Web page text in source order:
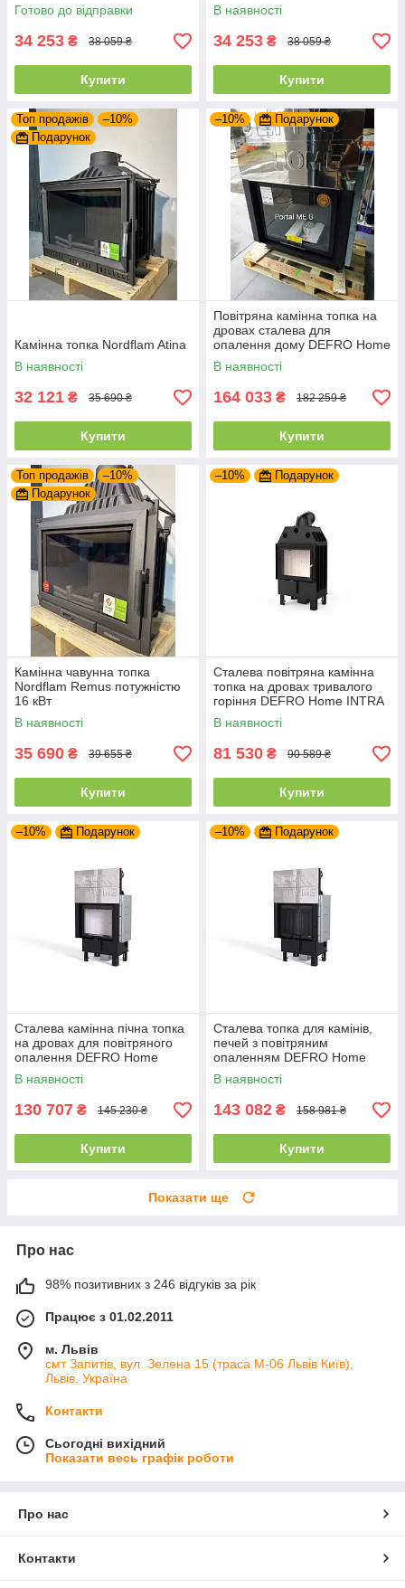
Готово до відправки
34 253 ₴ 38 059 ₴
Купити
В наявності
34 253 ₴ 38 059 ₴
Купити
Топ продажів
–10%
Подарунок
Камінна топка Nordflam Atina
В наявності
32 121 ₴ 35 690 ₴
Купити
–10% Подарунок
Повітряна камінна топка на
дровах сталева для
опалення дому DEFRO Home
PORTAL ME G з підйомними
дверцятами
В наявності
164 033 ₴ 182 259 ₴
Купити
Топ продажів
–10%
Подарунок
Камінна чавунна топка
Nordflam Remus потужністю
16 кВт
В наявності
35 690 ₴ 39 655 ₴
Купити
–10% Подарунок
Сталева повітряна камінна
топка на дровах тривалого
горіння DEFRO Home INTRA
SM
В наявності
81 530 ₴ 90 589 ₴
Купити
–10% Подарунок
Сталева камінна пічна топка
на дровах для повітряного
опалення DEFRO Home
INTRA SM G
В наявності
130 707 ₴ 145 230 ₴
Купити
–10% Подарунок
Сталева топка для камінів,
печей з повітряним
опаленням DEFRO Home
INTRA SM G (чорний шамот)
з гільйотиною
В наявності
143 082 ₴ 158 981 ₴
Купити
Показати ще
Про нас
98% позитивних з 246 відгуків за рік
Працює з 01.02.2011
м. Львів
смт Запитів, вул. Зелена 15 (траса М-06 Львів Київ),
Львів, Україна
Контакти
Сьогодні вихідний
Показати весь графік роботи
Про нас
Контакти